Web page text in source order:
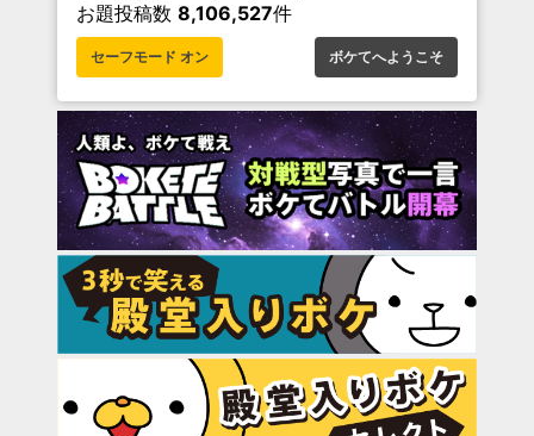
お題投稿数 8,106,527件
セーフモード オン ボケてへようこそ